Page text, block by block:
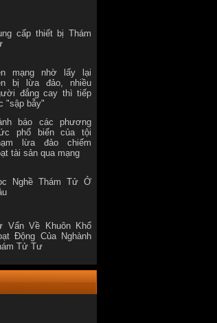
cấp thiết bị Thám
mạng nhờ lấy lại
bị lừa đảo, nhiều
đắng cay thì tiếp
"sập bẫy"
báo các phương
phổ biến của tội
lừa đảo chiếm
tài sản qua mạng
Nghề Thám Tử Ở
Vấn Về Khuôn Khổ
Động Của Nghành
Tử Tư